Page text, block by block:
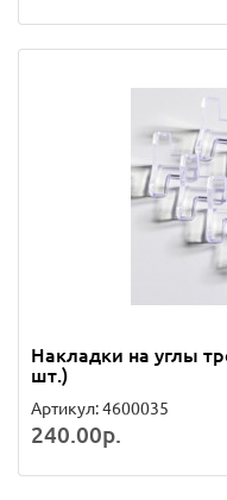
Накладки на углы
шт.)
Артикул: 4600035
240.00р.